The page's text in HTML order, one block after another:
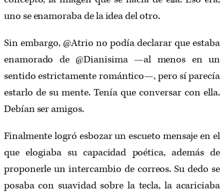
uno se enamoraba de la idea del otro.
Sin embargo, @Atrio no podía declarar que estaba
enamorado de @Dianisima —al menos en un
sentido estrictamente romántico—, pero sí parecía
estarlo de su mente. Tenía que conversar con ella.
Debían ser amigos.
Finalmente logró esbozar un escueto mensaje en el
que elogiaba su capacidad poética, además de
proponerle un intercambio de correos. Su dedo se
posaba con suavidad sobre la tecla, la acariciaba